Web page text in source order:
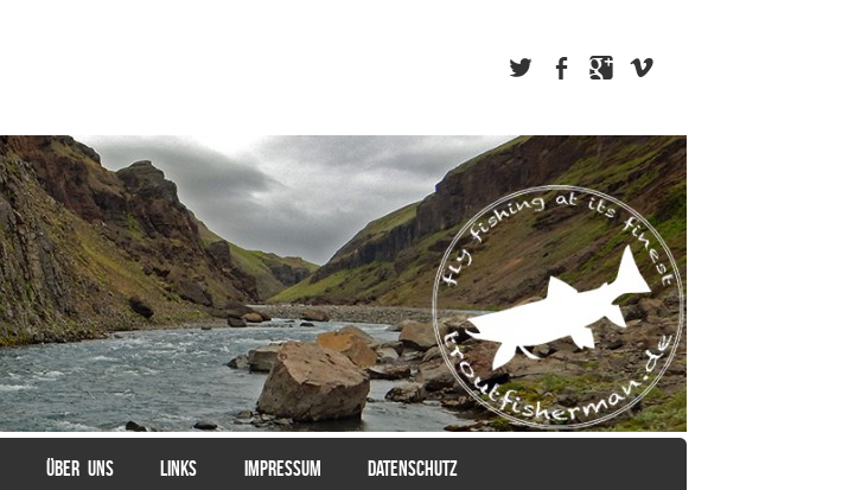
ÜBER UNS LINKS IMPRESSUM DATENSCHUTZ